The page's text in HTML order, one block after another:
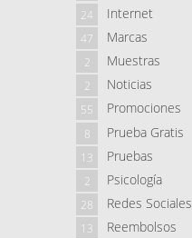
Internet
24
Marcas
47
Muestras
2
Noticias
2
Promociones
55
Prueba Gratis
8
Pruebas
13
Psicología
2
Redes Sociales
28
Reembolsos
13